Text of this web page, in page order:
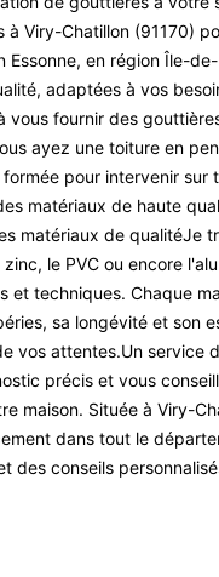
à Viry-Chatillon (91170)
Essonne, en région Île-
adaptées à vos
vous fournir des
ayez une toiture en
pour intervenir
matériaux de haute
matériaux de qualitéJe
le PVC ou encore
et techniques. Chaque
sa longévité et son
vos attentes.Un service
précis et vous
maison. Située à Viry-
dans tout le
des conseils